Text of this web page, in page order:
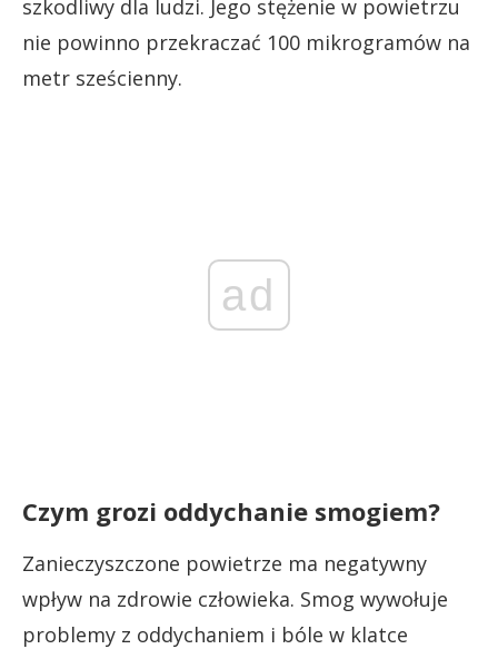
szkodliwy dla ludzi. Jego stężenie w powietrzu
nie powinno przekraczać 100 mikrogramów na
metr sześcienny.
ad
Czym grozi oddychanie smogiem?
Zanieczyszczone powietrze ma negatywny
wpływ na zdrowie człowieka. Smog wywołuje
problemy z oddychaniem i bóle w klatce